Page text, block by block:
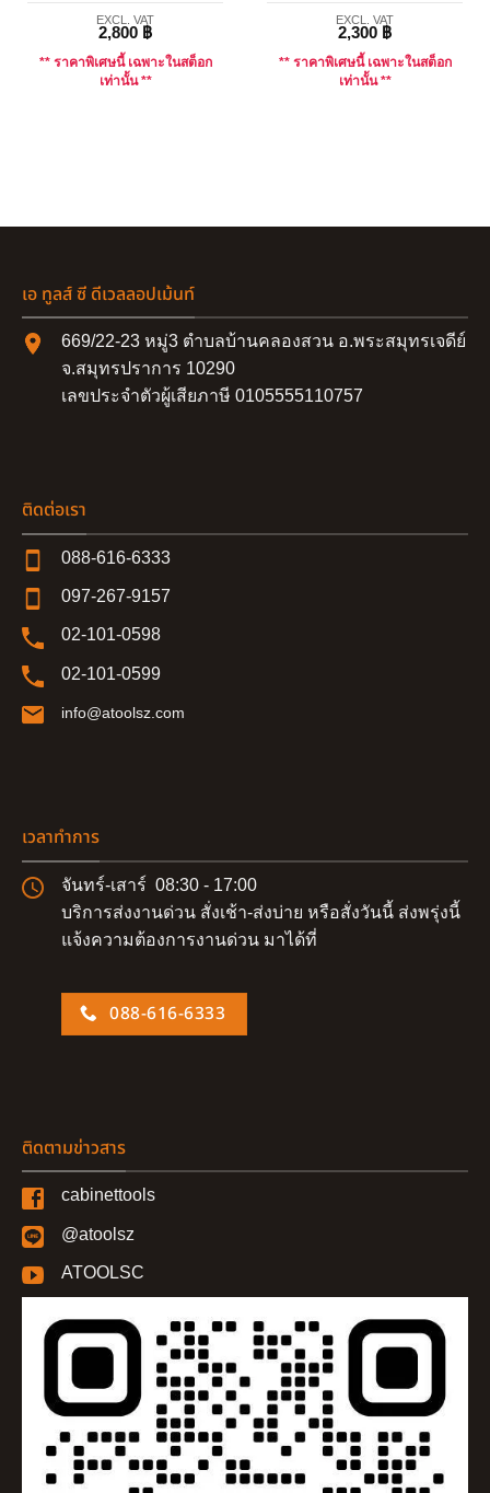
EXCL. VAT
2,800 ฿
** ราคาพิเศษนี้ เฉพาะในสต็อก
เท่านั้น **
EXCL. VAT
2,300 ฿
** ราคาพิเศษนี้ เฉพาะในสต็อก
เท่านั้น **
เอ ทูลส์ ซี ดีเวลลอปเม้นท์
669/22-23 หมู่3 ตำบลบ้านคลองสวน อ.พระสมุทรเจดีย์
จ.สมุทรปราการ 10290
เลขประจำตัวผู้เสียภาษี 0105555110757
ติดต่อเรา
088-616-6333
097-267-9157
02-101-0598
02-101-0599
info@atoolsz.com
เวลาทำการ
จันทร์-เสาร์ 08:30 - 17:00
บริการส่งงานด่วน สั่งเช้า-ส่งบ่าย หรือสั่งวันนี้ ส่งพรุ่งนี้
แจ้งความต้องการงานด่วน มาได้ที่
088-616-6333
ติดตามข่าวสาร
cabinettools
@atoolsz
ATOOLSC